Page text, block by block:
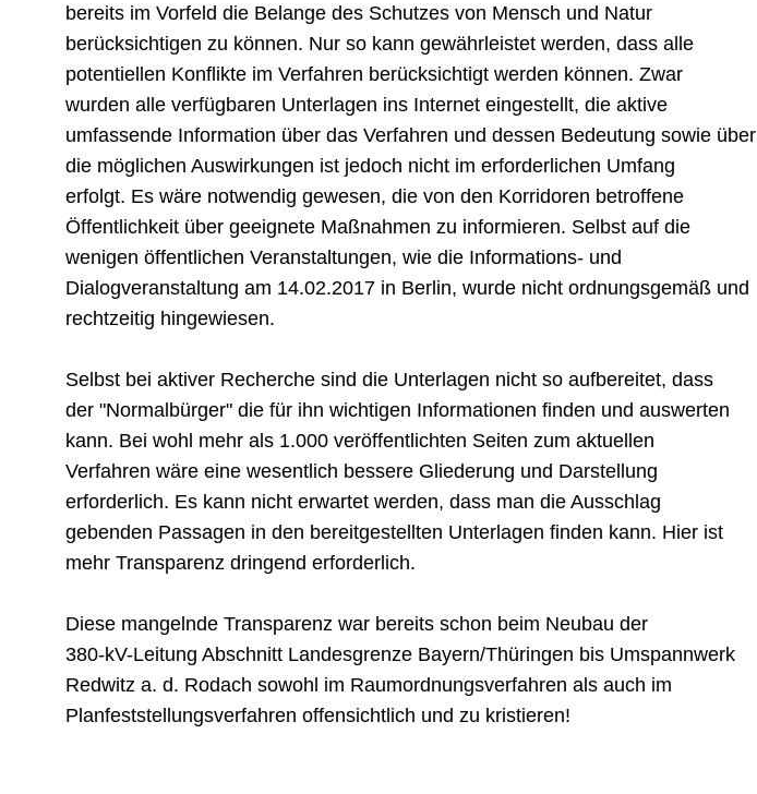
bereits im Vorfeld die Belange des Schutzes von Mensch und Natur
berücksichtigen zu können. Nur so kann gewährleistet werden, dass alle
potentiellen Konflikte im Verfahren berücksichtigt werden können. Zwar
wurden alle verfügbaren Unterlagen ins Internet eingestellt, die aktive
umfassende Information über das Verfahren und dessen Bedeutung sowie über
die möglichen Auswirkungen ist jedoch nicht im erforderlichen Umfang
erfolgt. Es wäre notwendig gewesen, die von den Korridoren betroffene
Öffentlichkeit über geeignete Maßnahmen zu informieren. Selbst auf die
wenigen öffentlichen Veranstaltungen, wie die Informations- und
Dialogveranstaltung am 14.02.2017 in Berlin, wurde nicht ordnungsgemäß und
rechtzeitig hingewiesen.
Selbst bei aktiver Recherche sind die Unterlagen nicht so aufbereitet, dass
der "Normalbürger" die für ihn wichtigen Informationen finden und auswerten
kann. Bei wohl mehr als 1.000 veröffentlichten Seiten zum aktuellen
Verfahren wäre eine wesentlich bessere Gliederung und Darstellung
erforderlich. Es kann nicht erwartet werden, dass man die Ausschlag
gebenden Passagen in den bereitgestellten Unterlagen finden kann. Hier ist
mehr Transparenz dringend erforderlich.
Diese mangelnde Transparenz war bereits schon beim Neubau der
380-kV-Leitung Abschnitt Landesgrenze Bayern/Thüringen bis Umspannwerk
Redwitz a. d. Rodach sowohl im Raumordnungsverfahren als auch im
Planfeststellungsverfahren offensichtlich und zu kristieren!